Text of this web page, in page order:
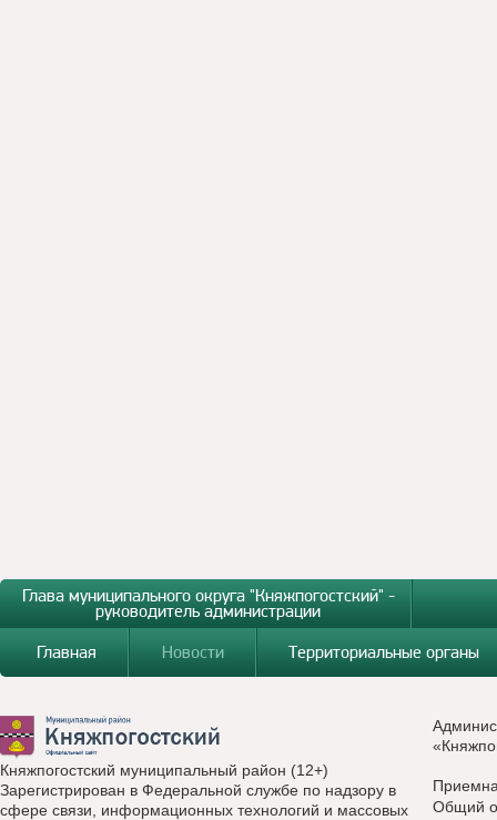
Глава муниципального округа "Княжпогостский" -
руководитель администрации
Главная
Новости Территориальные органы
Княжпогостский муниципальный район (12+)
Зарегистрирован в Федеральной службе по надзору в
сфере связи, информационных технологий и массовых
Общий